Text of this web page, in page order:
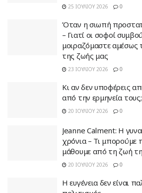
25 ΙΟΥΛΊΟΥ 2026 0
Όταν η σιωπή
– Γιατί οι σοφοί
μοιραζόμαστε αμέσως
της ζωής μας
23 ΙΟΥΛΊΟΥ 2026 0
Κι αν δεν υποφέρεις
από την ερμηνεία τους;
20 ΙΟΥΛΊΟΥ 2026 0
Jeanne Calment: Η
χρόνια – Τι μπορούμε
μάθουμε από τη ζωή
20 ΙΟΥΛΊΟΥ 2026 0
Η ευγένεια δεν είναι